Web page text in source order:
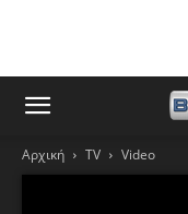
Αρχική TV Video